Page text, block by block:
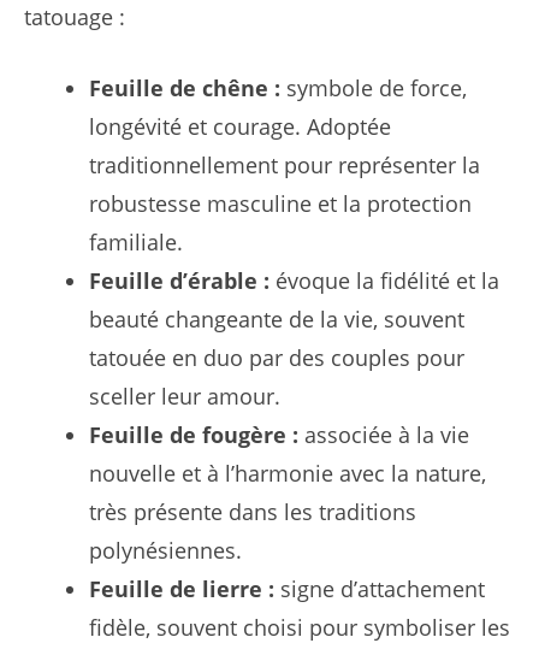
tatouage :
Feuille de chêne : symbole de force,
longévité et courage. Adoptée
traditionnellement pour représenter la
robustesse masculine et la protection
familiale.
Feuille d’érable : évoque la fidélité et la
beauté changeante de la vie, souvent
tatouée en duo par des couples pour
sceller leur amour.
Feuille de fougère : associée à la vie
nouvelle et à l’harmonie avec la nature,
très présente dans les traditions
polynésiennes.
Feuille de lierre : signe d’attachement
fidèle, souvent choisi pour symboliser les